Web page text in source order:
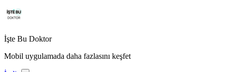
İşte Bu Doktor
Mobil uygulamada daha fazlasını keşfet